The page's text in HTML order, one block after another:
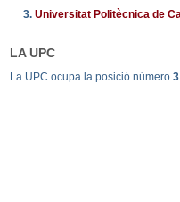
3. Universitat Politècnica de
LA UPC
La UPC ocupa la posició número 3